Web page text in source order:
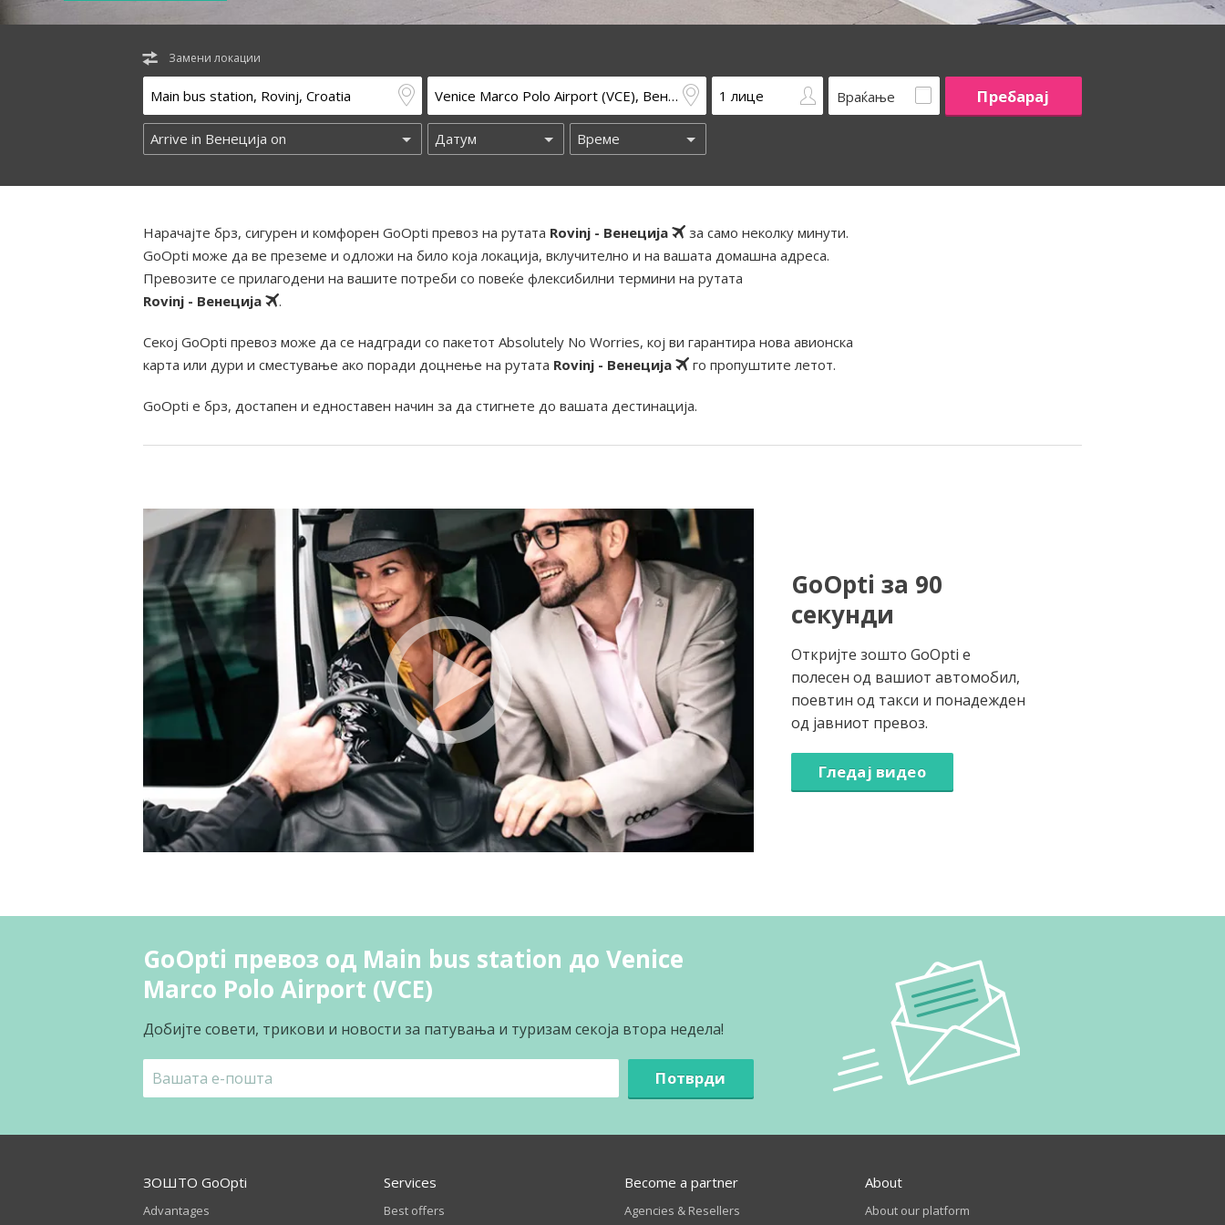
Замени локации
Враќање
Нарачајте брз, сигурен и комфорен GoOpti превоз на рутата Rovinj - Венеција
за само неколку минути.
GoOpti може да ве преземе и одложи на било која локација, вклучително и на вашата домашна адреса.
Превозите се прилагодени на вашите потреби со повеќе флексибилни термини на рутата
Rovinj - Венеција
.
Секој GoOpti превоз може да се надгради со пакетот Absolutely No Worries, кој ви гарантира нова авионска
карта или дури и сместување ако поради доцнење на рутата Rovinj - Венеција го пропуштите летот.
GoOpti е брз, достапен и едноставен начин за да стигнете до вашата дестинација.
GoOpti за 90
секунди
Откријте зошто GoOpti е
полесен од вашиот автомобил,
поевтин од такси и понадежден
од јавниот превоз.
Гледај видео
GoOpti превоз од Main bus station до Venice
Marco Polo Airport (VCE)
Добијте совети, трикови и новости за патувања и туризам секоја втора недела!
Потврди
ЗОШТО GoOpti
Advantages
Services
Best offers
Become a partner
Agencies & Resellers
About
About our platform